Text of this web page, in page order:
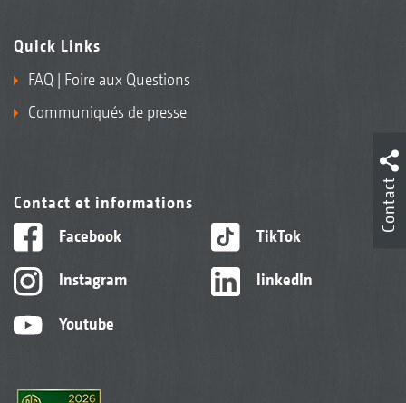
Quick Links
FAQ | Foire aux Questions
Communiqués de presse
Contact et informations
Facebook
Instagram
Youtube
TikTok
linkedIn
Contact